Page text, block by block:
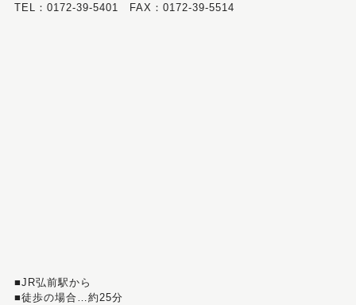
TEL：0172-39-5401 FAX：0172-39-5514
■JR弘前駅から
■徒歩の場合…約25分